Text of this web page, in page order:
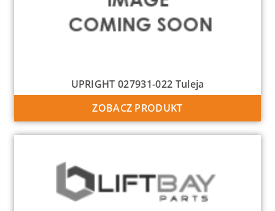
UPRIGHT 027931-022 Tuleja
ZOBACZ PRODUKT